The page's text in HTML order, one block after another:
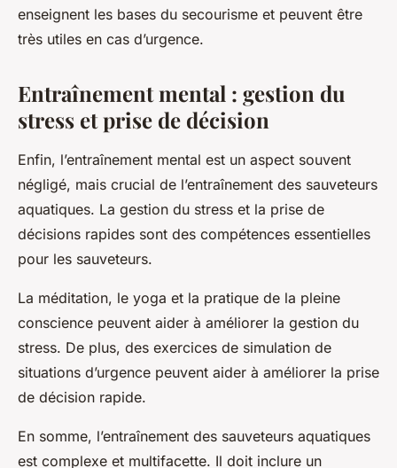
enseignent les bases du secourisme et peuvent être
très utiles en cas d’urgence.
Entraînement mental : gestion du
stress et prise de décision
Enfin, l’entraînement mental est un aspect souvent
négligé, mais crucial de l’entraînement des sauveteurs
aquatiques. La gestion du stress et la prise de
décisions rapides sont des compétences essentielles
pour les sauveteurs.
La méditation, le yoga et la pratique de la pleine
conscience peuvent aider à améliorer la gestion du
stress. De plus, des exercices de simulation de
situations d’urgence peuvent aider à améliorer la prise
de décision rapide.
En somme, l’entraînement des sauveteurs aquatiques
est complexe et multifacette. Il doit inclure un